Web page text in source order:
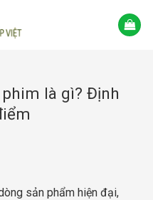
là gì? Định
sản phẩm hiện đại,